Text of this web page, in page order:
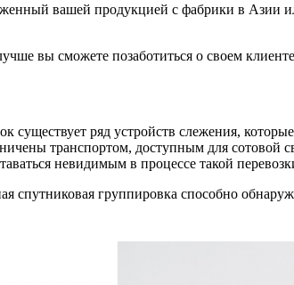
вашей продукцией с фабрики в
вы сможете позаботиться о своем
ряд устройств слежения,
транспортом, доступным для сотовой
невидимым в процессе такой
спутниковая группировка способно